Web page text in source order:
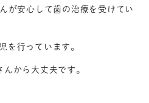
が安心して歯の治療を受けてい
を行っています。
から大丈夫です。